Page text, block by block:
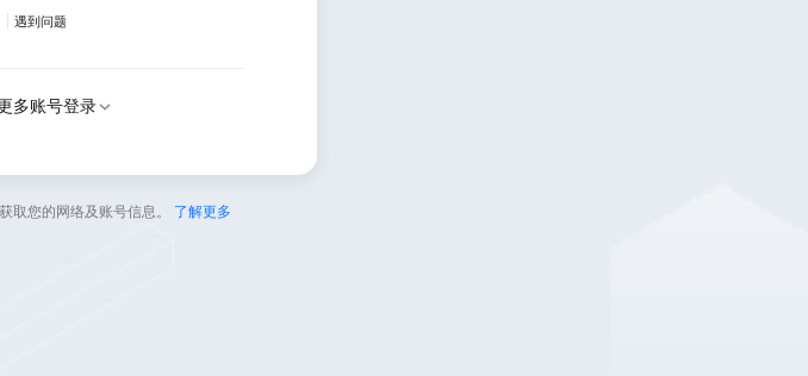
遇到问题
多账号登录
取您的网络及账号信息。 了解更多